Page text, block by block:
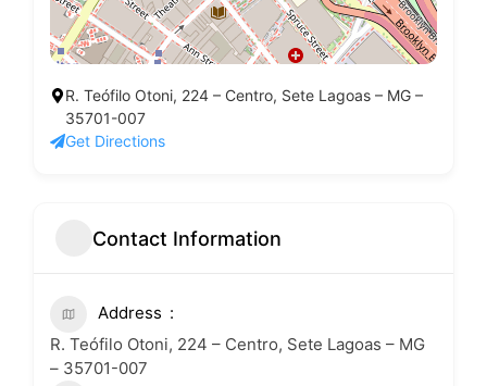
R. Teófilo Otoni, 224 – Centro, Sete Lagoas – MG –
35701-007
Get Directions
Contact Information
Address
R. Teófilo Otoni, 224 – Centro, Sete Lagoas – MG
– 35701-007